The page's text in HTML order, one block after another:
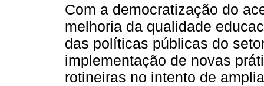
Com a democratização do
melhoria da qualidade
das políticas públicas do
implementação de novas
rotineiras no intento de